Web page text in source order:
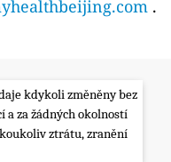
.
kdykoli změněny bez
a za žádných okolností
ztrátu, zranění